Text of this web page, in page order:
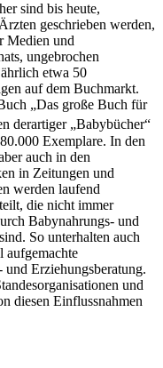
sind bis heute,
geschrieben werden,
Medien und
ungebrochen
etwa 50
auf dem Buchmarkt.
„Das große Buch für
derartiger „Babybücher“
Exemplare. In den
auch in den
in Zeitungen und
werden laufend
die nicht immer
Babynahrungs- und
So unterhalten auch
aufgemachte
Erziehungsberatung.
und
diesen Einflussnahmen